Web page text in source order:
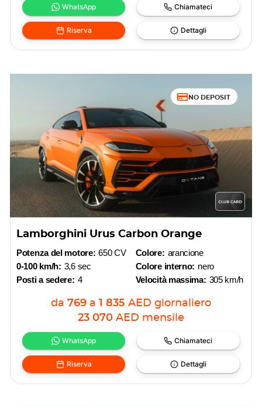
WhatsApp Chiamateci
Riserva Dettagli
NO DEPOSIT
Lamborghini Urus Carbon Orange
Potenza del motore: 650 CV
0-100 km/h: 3,6 sec
Posti a sedere: 4
Colore: arancione
Colore interno: nero
Velocità massima: 305 km/h
da 769 a 1 835 AED giornaliero
23 070 AED mensile
WhatsApp Chiamateci
Riserva Dettagli